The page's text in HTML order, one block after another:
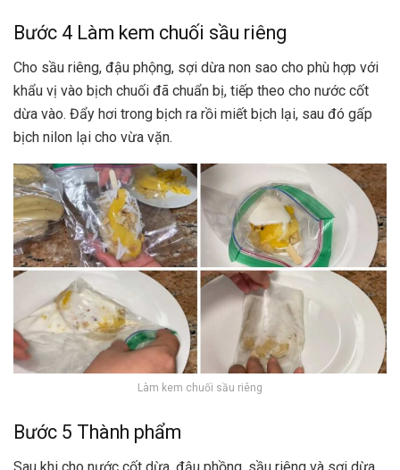
Bước 4 Làm kem chuối sầu riêng
Cho sầu riêng, đậu phộng, sợi dừa non sao cho phù hợp với
khẩu vị vào bịch chuối đã chuẩn bị, tiếp theo cho nước cốt
dừa vào. Đẩy hơi trong bịch ra rồi miết bịch lại, sau đó gấp
bịch nilon lại cho vừa vặn.
Làm kem chuối sầu riêng
Bước 5 Thành phẩm
Sau khi cho nước cốt dừa, đậu phồng, sầu riêng và sợi dừa